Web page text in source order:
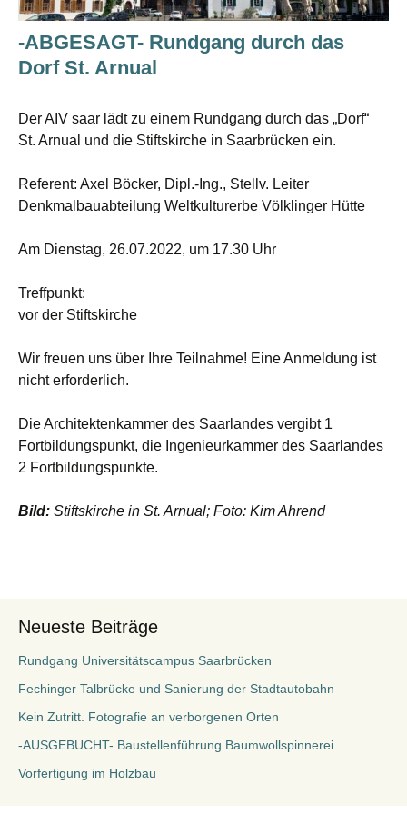
-ABGESAGT- Rundgang durch das
Dorf St. Arnual
Der AIV saar lädt zu einem Rundgang durch das „Dorf“
St. Arnual und die Stiftskirche in Saarbrücken ein.
Referent: Axel Böcker, Dipl.-Ing., Stellv. Leiter
Denkmalbauabteilung Weltkulturerbe Völklinger Hütte
Am Dienstag, 26.07.2022, um 17.30 Uhr
Treffpunkt:
vor der Stiftskirche
Wir freuen uns über Ihre Teilnahme! Eine Anmeldung ist
nicht erforderlich.
Die Architektenkammer des Saarlandes vergibt 1
Fortbildungspunkt, die Ingenieurkammer des Saarlandes
2 Fortbildungspunkte.
Bild: Stiftskirche in St. Arnual; Foto: Kim Ahrend
Neueste Beiträge
Rundgang Universitätscampus Saarbrücken
Fechinger Talbrücke und Sanierung der Stadtautobahn
Kein Zutritt. Fotografie an verborgenen Orten
-AUSGEBUCHT- Baustellenführung Baumwollspinnerei
Vorfertigung im Holzbau